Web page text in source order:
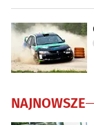
NAJNOWSZE